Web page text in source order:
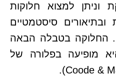
וניתן למצוא חלוקות
ובתיאורים סיסטמטיים
החלוקה בטבלה הבאה
מופיעה בפלורה של